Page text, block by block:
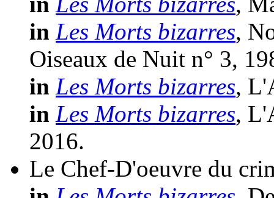
in Les Morts bizarres,
Oiseaux de Nuit n° 3,
in Les Morts bizarres,
in Les Morts bizarres,
2016.
Le Chef-D'oeuvre du